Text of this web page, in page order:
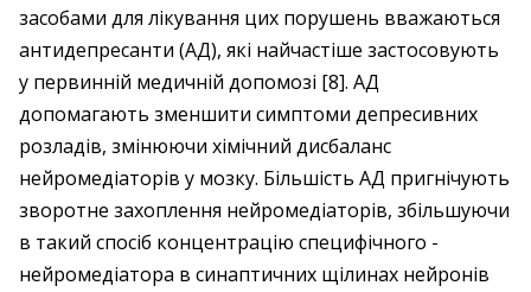
засобами для лікування цих порушень вважаються
антидепресанти (АД), які найчастіше застосовують
у первинній медичній допомозі [8]. АД
допомагають зменшити симптоми депресивних
розладів, змінюючи хімічний дисбаланс
нейромедіаторів у мозку. Більшість АД пригнічують
зворотне захоплення нейромедіаторів, збільшуючи
в такий спосіб концентрацію специфічного ­
нейромедіатора в синаптичних щілинах нейронів